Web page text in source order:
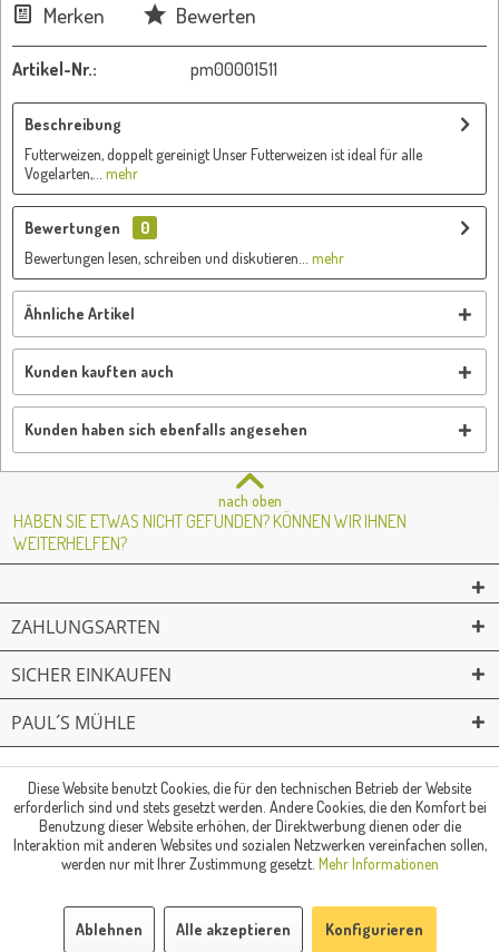
Merken Bewerten
Artikel-Nr.: pm00001511
Beschreibung
Futterweizen, doppelt gereinigt Unser Futterweizen ist ideal für alle
Vogelarten,...
mehr
Bewertungen
0
Bewertungen lesen, schreiben und diskutieren...
mehr
Ähnliche Artikel
Kunden kauften auch
Kunden haben sich ebenfalls angesehen
nach oben
HABEN SIE ETWAS NICHT GEFUNDEN? KÖNNEN WIR IHNEN
WEITERHELFEN?
ZAHLUNGSARTEN
SICHER EINKAUFEN
PAUL´S MÜHLE
© Paul's Mühle | Inhaber: Christof Paul e.K. | Westring 2 | 45659
Recklinghausen
Fax: 02361 -28831 | E-Mail: info@pauls-muehle.de
Diese Website benutzt Cookies, die für den technischen Betrieb der Website
erforderlich sind und stets gesetzt werden. Andere Cookies, die den Komfort bei
Benutzung dieser Website erhöhen, der Direktwerbung dienen oder die
Interaktion mit anderen Websites und sozialen Netzwerken vereinfachen sollen,
werden nur mit Ihrer Zustimmung gesetzt. Mehr Informationen
Ablehnen Alle akzeptieren Konfigurieren